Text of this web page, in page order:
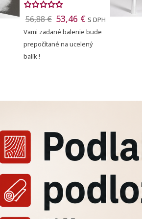
56,88 € 53,46 € S DPH
Vami zadané balenie bude
prepočítané na ucelený
balík !
Pridať
Meno zoznamu
Na vytvorenie